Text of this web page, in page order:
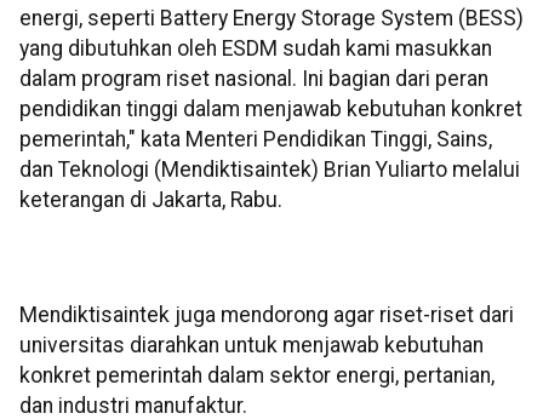
energi, seperti Battery Energy Storage System (BESS)
yang dibutuhkan oleh ESDM sudah kami masukkan
dalam program riset nasional. Ini bagian dari peran
pendidikan tinggi dalam menjawab kebutuhan konkret
pemerintah," kata Menteri Pendidikan Tinggi, Sains,
dan Teknologi (Mendiktisaintek) Brian Yuliarto melalui
keterangan di Jakarta, Rabu.
Mendiktisaintek juga mendorong agar riset-riset dari
universitas diarahkan untuk menjawab kebutuhan
konkret pemerintah dalam sektor energi, pertanian,
dan industri manufaktur.